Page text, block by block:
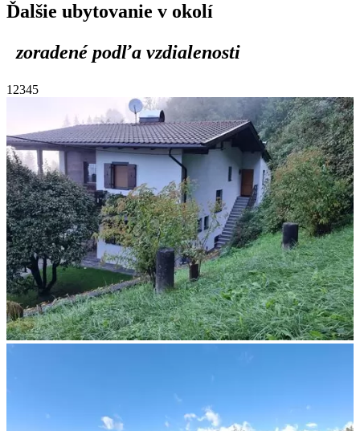
Ďalšie ubytovanie v okolí
zoradené podľa vzdialenosti
1 2345